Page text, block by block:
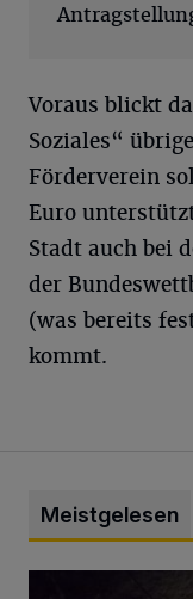
Voraus blickt
Soziales“
Förderverein
Euro
Stadt auch bei
der
(was bereits
kommt.
Meistgelesen